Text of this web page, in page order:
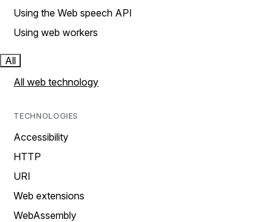
Using the Web speech API
Using web workers
All
All web technology
TECHNOLOGIES
Accessibility
HTTP
URI
Web extensions
WebAssembly